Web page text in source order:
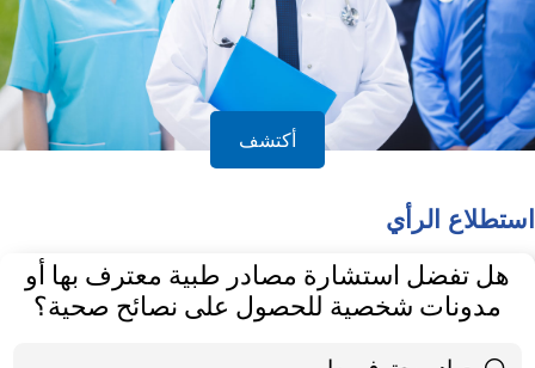
أكتشف
استطلاع الرأي
هل تفضل استشارة مصادر طبية معترف بها أو
مدونات شخصية للحصول على نصائح صحية؟